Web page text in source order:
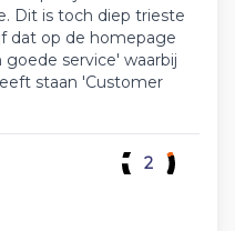
Dit is toch diep trieste
dat op de homepage
service' waarbij
staan 'Customer
2